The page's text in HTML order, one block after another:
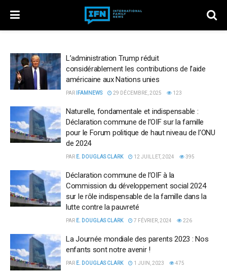
L’administration Trump réduit
considérablement les contributions de l’aide
américaine aux Nations unies
PAR IFAMNEWS 29 DÉCEMBRE, 2025 123
Naturelle, fondamentale et indispensable :
Déclaration commune de l’OIF sur la famille
pour le Forum politique de haut niveau de l’ONU
de 2024
PAR E. DOUGLAS CLARK 12 JUILLET, 2024 395
Déclaration commune de l’OIF à la
Commission du développement social 2024
sur le rôle indispensable de la famille dans la
lutte contre la pauvreté
PAR E. DOUGLAS CLARK 7 FÉVRIER, 2024 226
La Journée mondiale des parents 2023 : Nos
enfants sont notre avenir !
PAR E. DOUGLAS CLARK 1 JUIN, 2023 475